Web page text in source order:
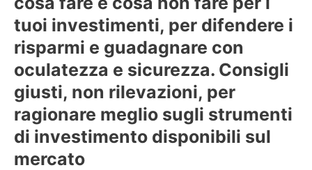
tuoi investimenti, per difendere i
risparmi e guadagnare con
oculatezza e sicurezza. Consigli
giusti, non rilevazioni, per
ragionare meglio sugli strumenti
di investimento disponibili sul
mercato